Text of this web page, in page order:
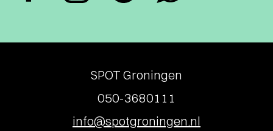
SPOT Groningen
050-3680111
info@spotgroningen.nl